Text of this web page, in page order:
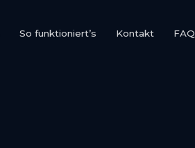
So funktioniert’s Kontakt FAQ